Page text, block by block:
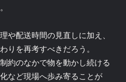
や配送時間の見直しに加え、
りを再考すべきだろう。
約のなかで物を動かし続ける
など現場へ歩み寄ることが